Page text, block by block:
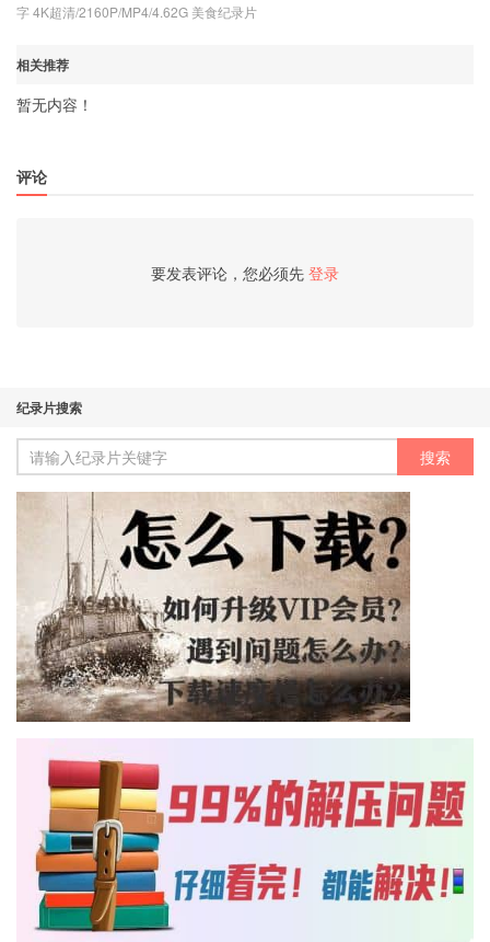
字 4K超清/2160P/MP4/4.62G 美食纪录片
相关推荐
暂无内容！
评论
要发表评论，您必须先 登录
纪录片搜索